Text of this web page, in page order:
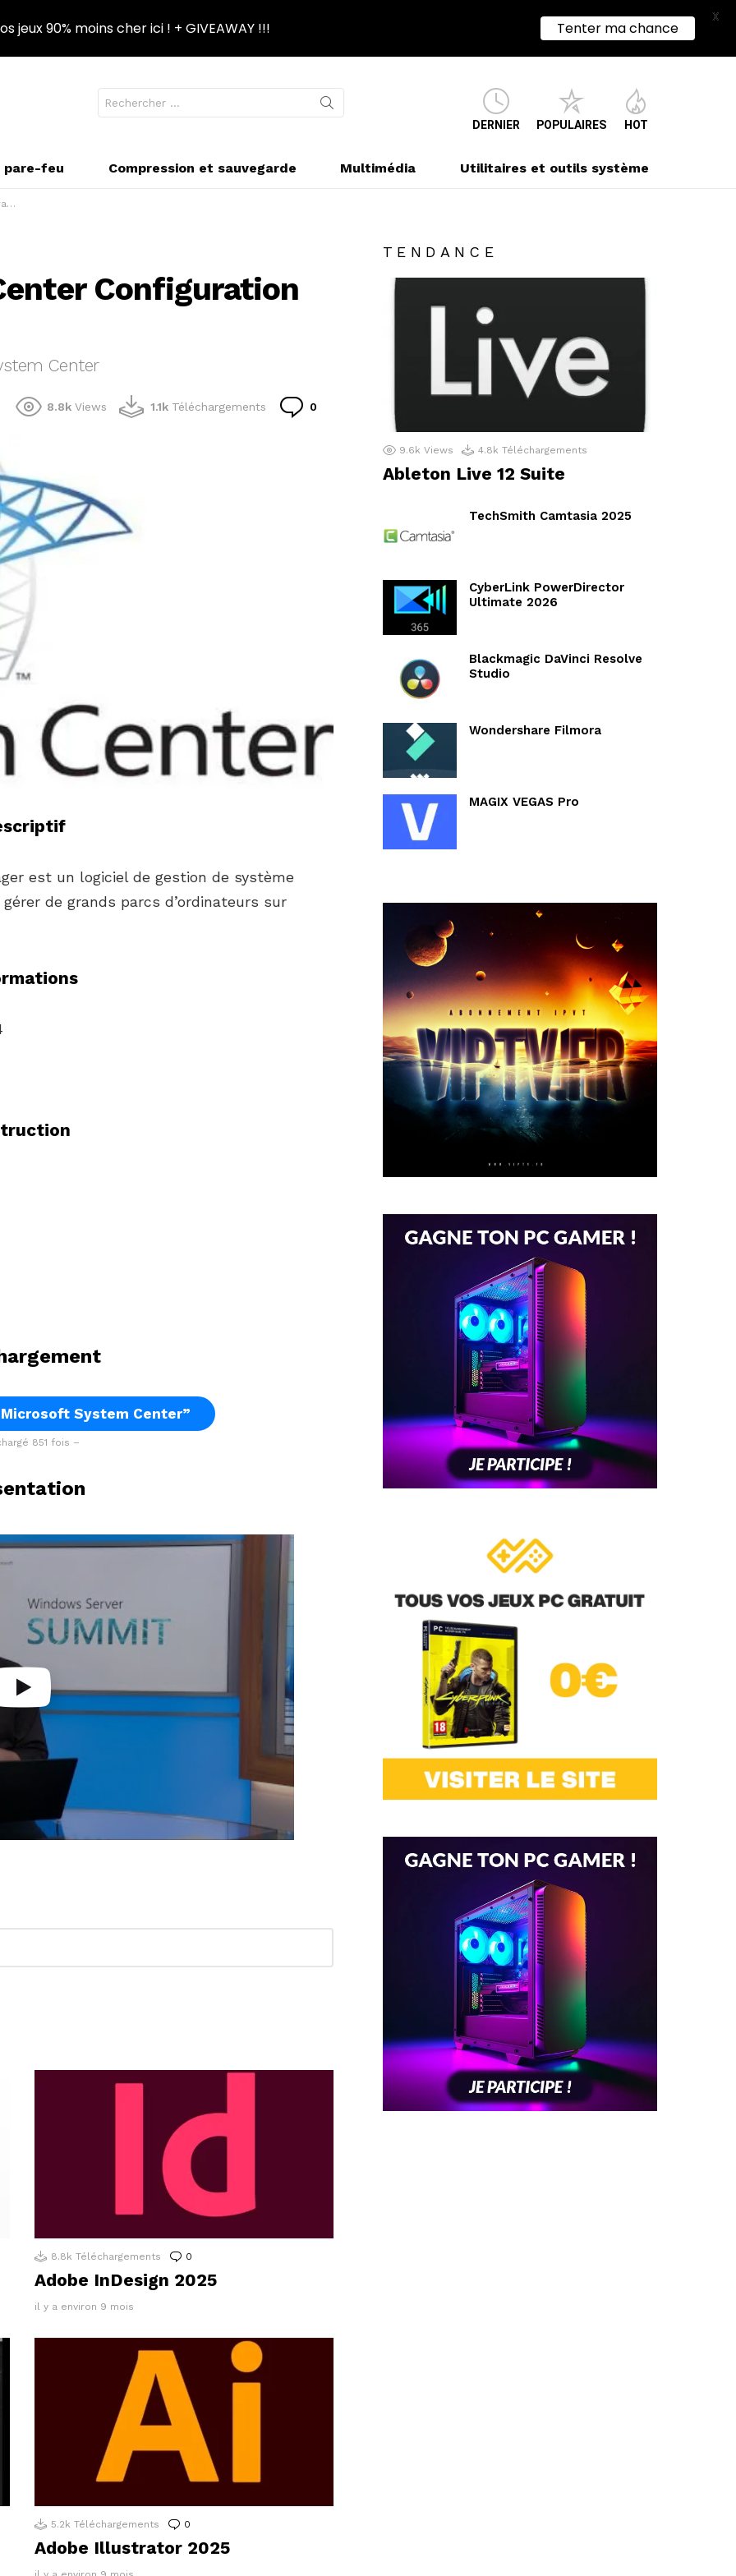
pour
DERNIER POPULAIRES HOT
pare-feu Compression et sauvegarde Multimédia Utilitaires et outils système
Configuration
Center
8.8k Views 1.1k Téléchargements 0
est un logiciel de gestion de système
de grands parcs d’ordinateurs sur
System Center”
851 fois –
8.8k Téléchargements 0
Adobe InDesign 2025
il y a environ 9 mois
5.2k Téléchargements 0
Adobe Illustrator 2025
TENDANCE
9.6k Views 4.8k Téléchargements
Ableton Live 12 Suite
TechSmith Camtasia 2025
CyberLink PowerDirector
Ultimate 2026
Blackmagic DaVinci Resolve
Studio
Wondershare Filmora
MAGIX VEGAS Pro
jeux 90% moins cher ici ! + GIVEAWAY !!! Tenter ma chance
X